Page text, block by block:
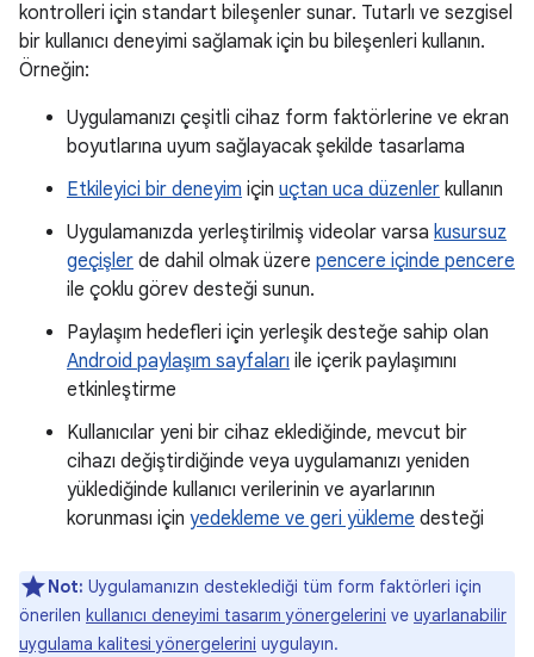
kontrolleri için standart bileşenler sunar. Tutarlı ve sezgisel
bir kullanıcı deneyimi sağlamak için bu bileşenleri kullanın.
Örneğin:
Uygulamanızı çeşitli cihaz form faktörlerine ve ekran
boyutlarına uyum sağlayacak şekilde tasarlama
Etkileyici bir deneyim için uçtan uca düzenler kullanın
Uygulamanızda yerleştirilmiş videolar varsa kusursuz
geçişler de dahil olmak üzere pencere içinde pencere
ile çoklu görev desteği sunun.
Paylaşım hedefleri için yerleşik desteğe sahip olan
Android paylaşım sayfaları ile içerik paylaşımını
etkinleştirme
Kullanıcılar yeni bir cihaz eklediğinde, mevcut bir
cihazı değiştirdiğinde veya uygulamanızı yeniden
yüklediğinde kullanıcı verilerinin ve ayarlarının
korunması için yedekleme ve geri yükleme desteği
Not: Uygulamanızın desteklediği tüm form faktörleri için
önerilen kullanıcı deneyimi tasarım yönergelerini ve uyarlanabilir
uygulama kalitesi yönergelerini uygulayın.